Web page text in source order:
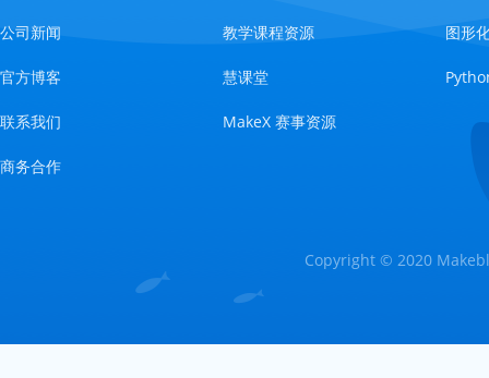
公司新闻
官方博客
联系我们
商务合作
教学课程资源
慧课堂
MakeX 赛事资源
图形
Copyright © 2020